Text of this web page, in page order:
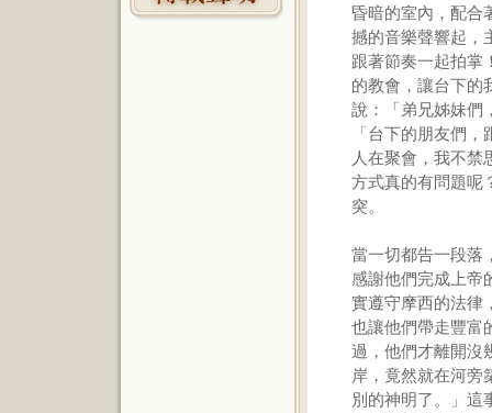
昏暗的室內，配合
撼的音樂聲響起，
跟著節奏一起拍掌
的教會，讓台下的
說：「弟兄姊妹們
「台下的朋友們
人在聚會，我不禁
方式真的有問題呢
突。
當一切都告一段落
感謝他們完成上帝
實遵守摩西的法律
也讓他們帶走豐富
過，他們才離開沒
岸，竟然就在河旁
別的神明了。」這